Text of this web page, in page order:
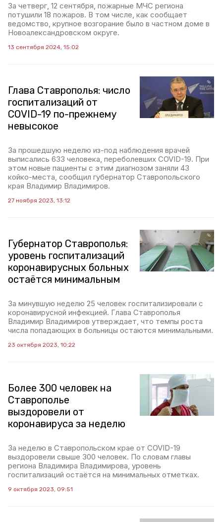
За четверг, 12 сентября, пожарные МЧС региона
потушили 18 пожаров. В том числе, как сообщает
ведомство, крупное возгорание было в частном доме в
Новоалександровском округе.
13 сентября 2024, 15:02
Глава Ставрополья: число
госпитализаций от
COVID-19 по-прежнему
невысокое
За прошедшую неделю из-под наблюдения врачей
выписались 633 человека, переболевших COVID-19. При
этом новые пациенты с этим диагнозом заняли 43
койко-места, сообщил губернатор Ставропольского
края Владимир Владимиров.
27 ноября 2023, 13:12
Губернатор Ставрополья:
уровень госпитализаций
коронавирусных больных
остаётся минимальным
За минувшую неделю 25 человек госпитализировали с
коронавирусной инфекцией. Глава Ставрополья
Владимир Владимиров утверждает, что темпы роста
числа попадающих в больницы остаются минимальными.
23 октября 2023, 10:22
Более 300 человек на
Ставрополье
выздоровели от
коронавируса за неделю
За неделю в Ставропольском крае от COVID-19
выздоровели свыше 300 человек. По словам главы
региона Владимира Владимирова, уровень
госпитализаций остаётся на минимальных отметках.
9 октября 2023, 09:51